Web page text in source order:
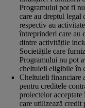
Programului pot fi
care au dreptul legal
respectiv au
întreprinderi care au
dintre activitățile
Societățile care
Programului nu pot
cheltuieli eligibile în
Cheltuieli financiare
pentru creditele
proiectelor
care utilizează credit